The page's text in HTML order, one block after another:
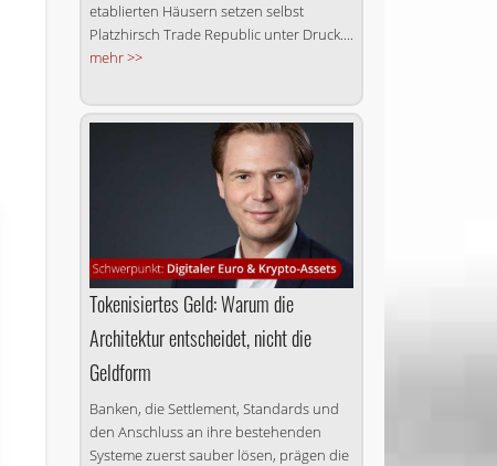
etablierten Häusern setzen selbst
Platzhirsch Trade Republic unter Druck....
mehr >>
Tokenisiertes Geld: Warum die
Architektur entscheidet, nicht die
Geldform
Banken, die Settlement, Standards und
den Anschluss an ihre bestehenden
Systeme zuerst sauber lösen, prägen die